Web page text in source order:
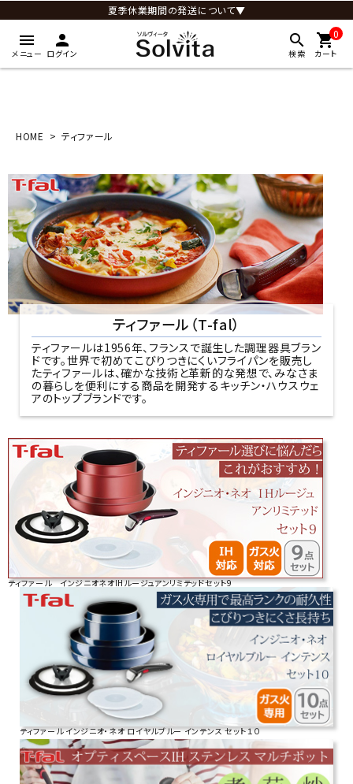
夏季休業期間の発送について▼
menu
メニュー
person
ログイン
search
検索
0
shopping_cart
カート
HOME ティファール
ティファール（T-fal）
ティファールは1956年、フランスで誕生した調理器具ブラン
ドです。世界で初めてこびりつきにくいフライパンを販売し
たティファールは、確かな技術と革新的な発想で、みなさま
の暮らしを便利にする商品を開発するキッチン・ハウスウェ
アのトップブランドです。
ティファール インジニオネオIHルージュアンリミテッドセット9
ティファール インジニオ・ネオ ロイヤルブルー インテンス セット１０